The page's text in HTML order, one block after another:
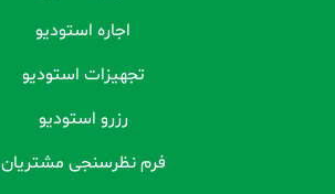
اجاره استودیو
تجهیزات استودیو
رزرو استودیو
فرم نظرسنجی مشتریان